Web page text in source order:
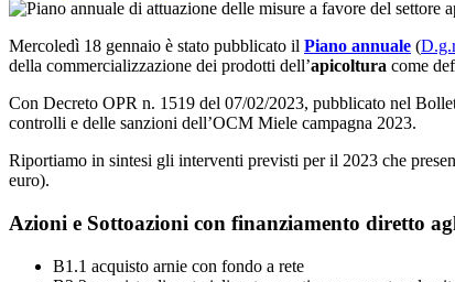
Mercoledì 18 gennaio è stato pubblicato il Piano annuale (
della commercializzazione dei prodotti dell’apicoltura come
Con Decreto OPR n. 1519 del 07/02/2023, pubblicato nel
controlli e delle sanzioni dell’OCM Miele campagna 2023.
Riportiamo in sintesi gli interventi previsti per il 2023 che
euro).
Azioni e Sottoazioni con finanziamento diretto
B1.1 acquisto arnie con fondo a rete